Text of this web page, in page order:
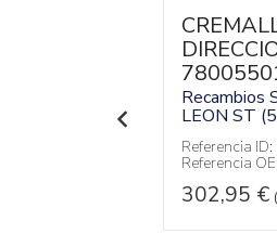
Recambios
LEON ST
Referencia ID:
Referencia
302,95 €